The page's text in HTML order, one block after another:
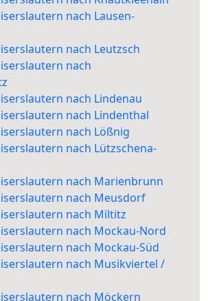
nach Lausen-
nach Leutzsch
nach
nach Lindenau
nach Lindenthal
nach Lößnig
nach Lützschena-
nach Marienbrunn
nach Meusdorf
nach Miltitz
nach Mockau-Nord
nach Mockau-Süd
nach Musikviertel /
nach Möckern